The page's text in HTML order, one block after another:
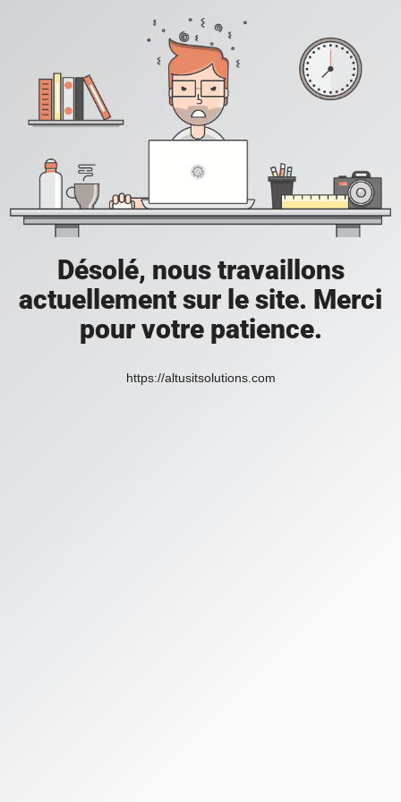
Désolé, nous travaillons
actuellement sur le site. Merci
pour votre patience.
https://altusitsolutions.com